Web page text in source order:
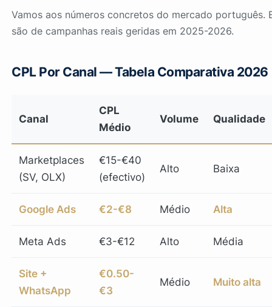
Vamos aos números concretos do mercado português.
são de campanhas reais geridas em 2025-2026.
CPL Por Canal — Tabela Comparativa 2026
Canal
CPL
Médio
Volume Qualidade
Marketplaces
(SV, OLX)
€15-€40
(efectivo)
Alto Baixa
Google Ads €2-€8 Médio Alta
Meta Ads €3-€12 Alto Média
Site +
WhatsApp
€0.50-
€3
Médio Muito alta